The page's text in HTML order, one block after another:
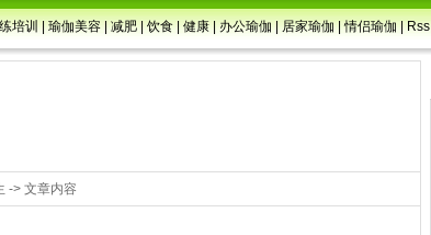
培训|瑜伽美容|减肥|饮食|健康|办公瑜伽|居家瑜伽|情侣瑜伽|Rss
-> 文章内容